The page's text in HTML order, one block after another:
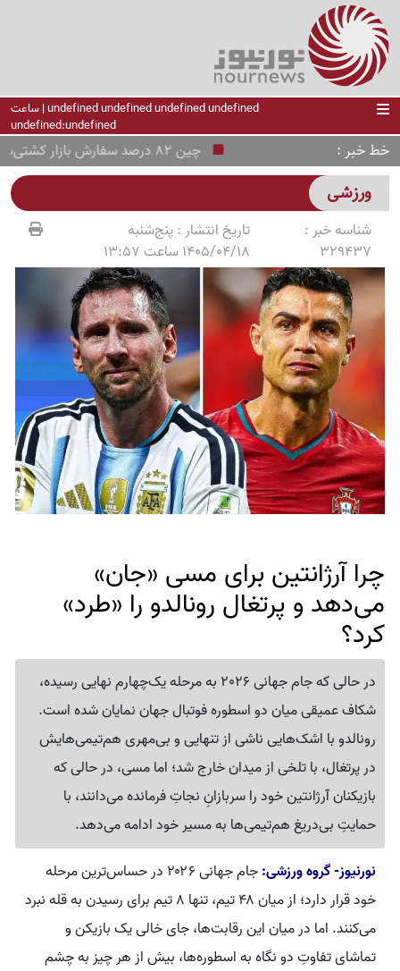
undefined undefined undefined undefined | ساعت
undefined:undefined
خط خبر چین 82 درصد سفارش بازار کشتی‌سازی جهان را گرفت
ورزشی
شناسه خبر :
329437
تاریخ انتشار :پنج‌شنبه
1405/04/18 ساعت 13:57
چرا آرژانتین برای مسی «جان»
می‌دهد و پرتغال رونالدو را «طرد»
کرد؟
در حالی که جام جهانی 2026 به مرحله یک‌چهارم نهایی رسیده،
شکاف عمیقی میان دو اسطوره فوتبال جهان نمایان شده است.
رونالدو با اشک‌هایی ناشی از تنهایی و بی‌مهری هم‌تیمی‌هایش
در پرتغال، با تلخی از میدان خارج شد؛ اما مسی، در حالی که
بازیکنان آرژانتین خود را سربازانِ نجاتِ فرمانده می‌دانند، با
حمایتِ بی‌دریغ هم‌تیمی‌ها به مسیر خود ادامه می‌دهد.
نورنیوز- گروه ورزشی:
جام جهانی ۲۰۲۶ در حساس‌ترین مرحله
خود قرار دارد؛ از میان ۴۸ تیم، تنها ۸ تیم برای رسیدن به قله نبرد
می‌کنند. اما در میان این رقابت‌ها، جای خالی یک بازیکن و
تماشای تفاوتِ دو نگاه به اسطوره‌ها، بیش از هر چیز به چشم